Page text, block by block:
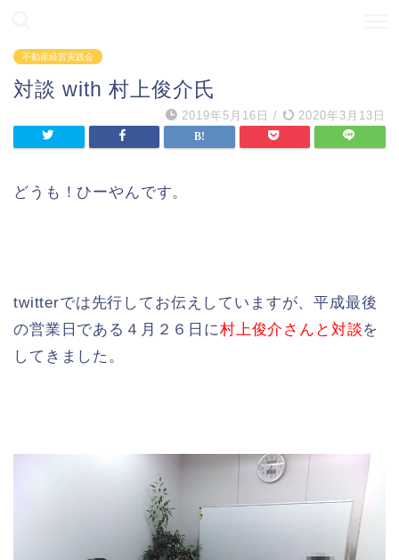
不動産経営実践会
対談 with 村上俊介氏
2019年5月16日 / 2020年3月13日
どうも！ひーやんです。
twitterでは先行してお伝えしていますが、平成最後
の営業日である４月２６日に村上俊介さんと対談を
してきました。